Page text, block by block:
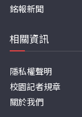
銘報新聞
相關資訊
隱私權聲明
校園記者規章
關於我們